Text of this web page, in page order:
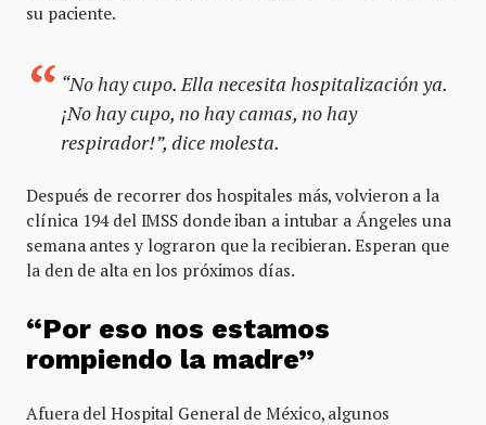
su paciente.
“No hay cupo. Ella necesita hospitalización ya.
¡No hay cupo, no hay camas, no hay
respirador!”, dice molesta.
Después de recorrer dos hospitales más, volvieron a la
clínica 194 del IMSS donde iban a intubar a Ángeles una
semana antes y lograron que la recibieran. Esperan que
la den de alta en los próximos días.
“Por eso nos estamos
rompiendo la madre”
Afuera del Hospital General de México, algunos